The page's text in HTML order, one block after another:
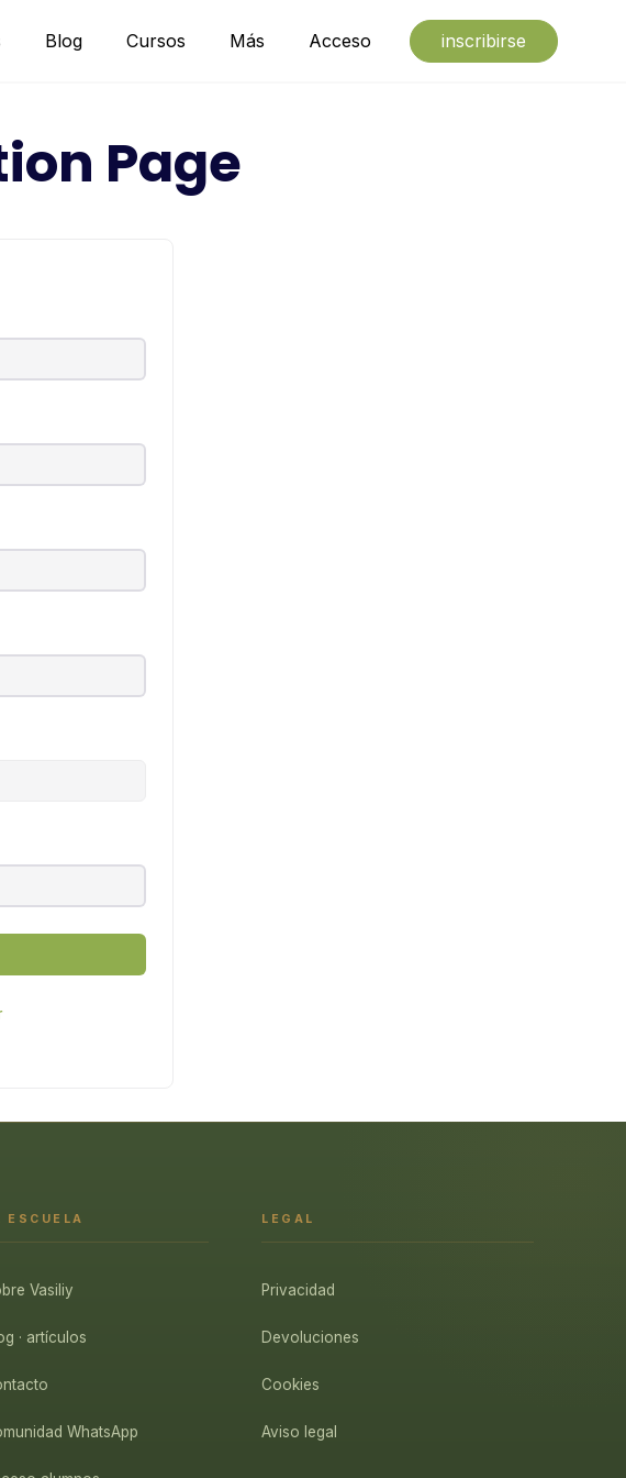
Blog Cursos Más Acceso inscribirse
Page
ESCUELA
Vasiliy
· artículos
WhatsApp
LEGAL
Privacidad
Devoluciones
Cookies
Aviso legal